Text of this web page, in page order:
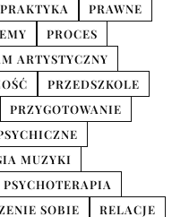
PRAKTYKA
PRAWNE
PROCES
ARTYSTYCZNY
PRZEDSZKOLE
PRZYGOTOWANIE
MUZYKI
PSYCHOTERAPIA
SOBIE
RELACJE